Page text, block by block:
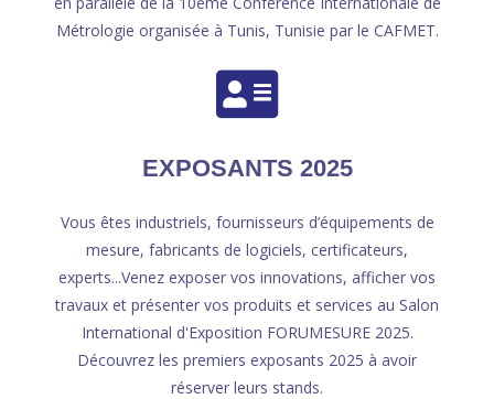
Métrologie organisée à Tunis, Tunisie par le CAFMET.
EXPOSANTS 2025
Vous êtes industriels, fournisseurs d’équipements de
mesure, fabricants de logiciels, certificateurs,
experts...Venez exposer vos innovations, afficher vos
travaux et présenter vos produits et services au Salon
International d'Exposition FORUMESURE 2025.
Découvrez les premiers exposants 2025 à avoir
réserver leurs stands.